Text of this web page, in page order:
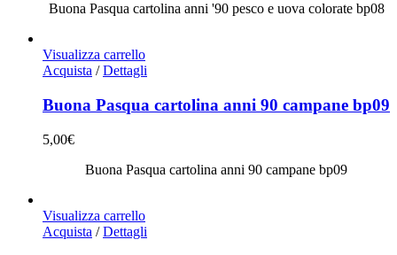
Buona Pasqua cartolina anni '90 pesco e uova colorate bp08
Visualizza carrello
Acquista / Dettagli
Buona Pasqua cartolina anni 90 campane bp09
5,00€
Buona Pasqua cartolina anni 90 campane bp09
Visualizza carrello
Acquista / Dettagli